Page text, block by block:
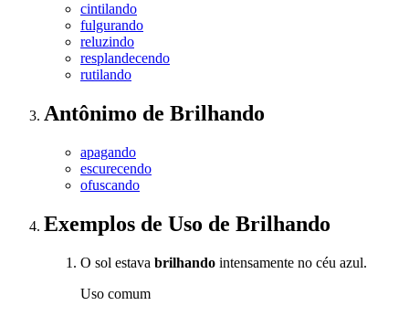
cintilando
fulgurando
reluzindo
resplandecendo
rutilando
Antônimo de Brilhando
apagando
escurecendo
ofuscando
Exemplos de Uso de Brilhando
O sol estava brilhando intensamente no céu azul.
Uso comum